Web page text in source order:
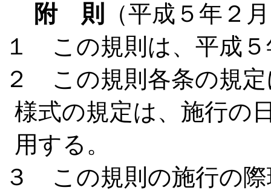
附 則
（平成５年２
１ この規則は、平成
２ この規則各条の規
様式の規定は、施行の
用する。
３ この規則の施行の